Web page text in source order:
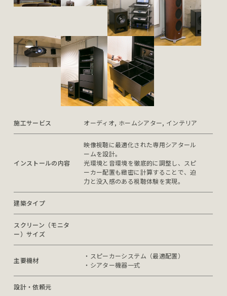
施工サービス オーディオ, ホームシアター, インテリア
インストールの内容
映像視聴に最適化された専用シアタール
ームを設計。
光環境と音環境を徹底的に調整し、スピ
ーカー配置も緻密に計算することで、迫
力と没入感のある視聴体験を実現。
建築タイプ
スクリーン（モニタ
ー）サイズ
主要機材
・スピーカーシステム（最適配置）
・シアター機器一式
設計・依頼元